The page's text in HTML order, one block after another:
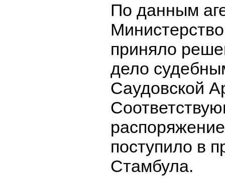
По данным
приняло
дело
Саудовской
поступило в
Стамбула.